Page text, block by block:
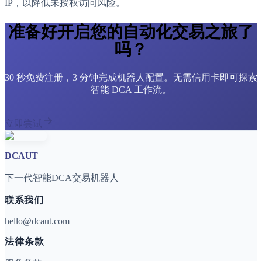
IP，以降低未授权访问风险。
准备好开启您的自动化交易之旅了
吗？
30 秒免费注册，3 分钟完成机器人配置。无需信用卡即可探索
智能 DCA 工作流。
立即尝试
DCAUT
下一代智能DCA交易机器人
联系我们
hello@dcaut.com
法律条款